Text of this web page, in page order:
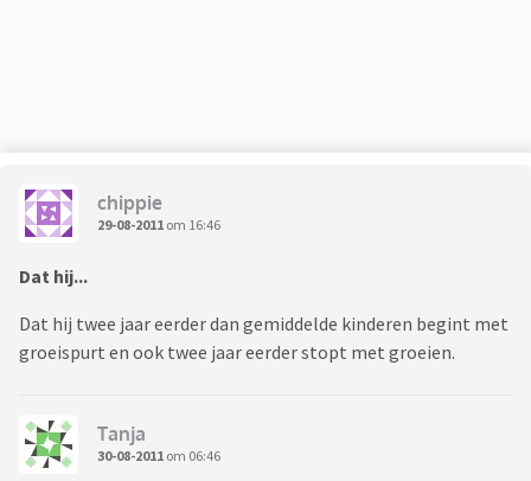
chippie
29-08-2011 om 16:46
Dat hij...
Dat hij twee jaar eerder dan gemiddelde kinderen begint met
groeispurt en ook twee jaar eerder stopt met groeien.
Tanja
30-08-2011 om 06:46